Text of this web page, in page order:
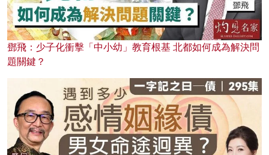
鄧飛：少子化衝擊「中小幼」教育根基 北都如何成為解決問
題關鍵？